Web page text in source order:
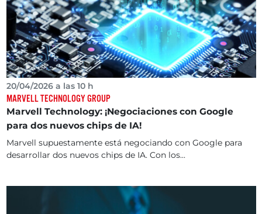
20/04/2026 a las 10 h
MARVELL TECHNOLOGY GROUP
Marvell Technology: ¡Negociaciones con Google
para dos nuevos chips de IA!
Marvell supuestamente está negociando con Google para
desarrollar dos nuevos chips de IA. Con los...